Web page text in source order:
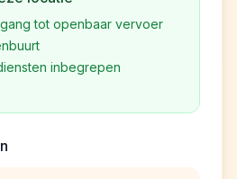
tot openbaar vervoer
inbegrepen